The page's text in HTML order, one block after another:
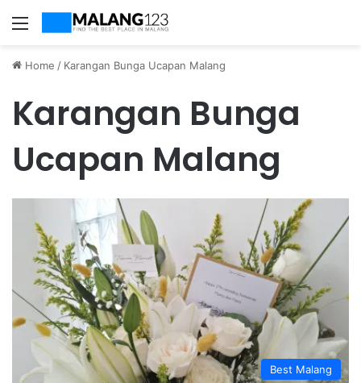
Home / Karangan Bunga Ucapan Malang
Karangan Bunga
Ucapan Malang
Best Malang